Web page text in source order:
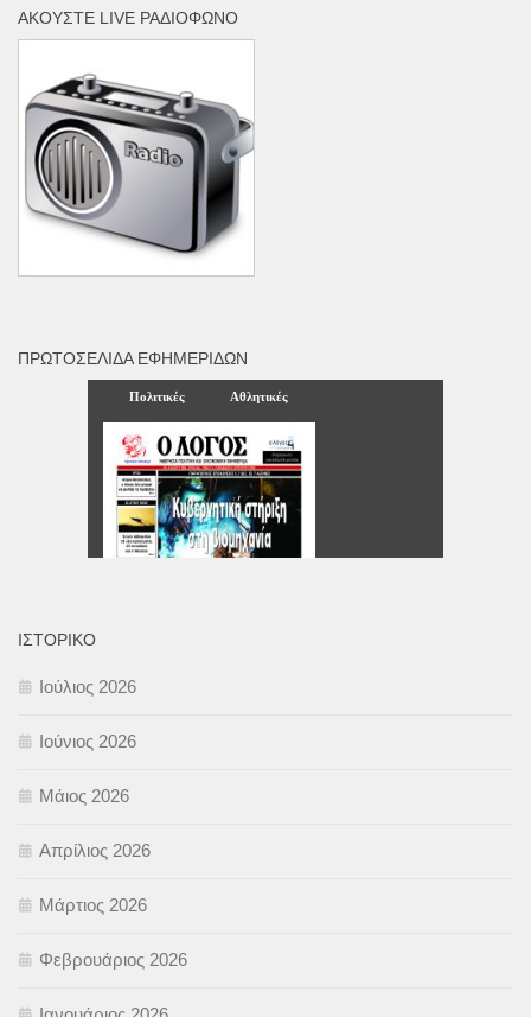
ΑΚΟΎΣΤΕ LIVE ΡΑΔΙΌΦΩΝΟ
ΠΡΩΤΟΣΈΛΙΔΑ ΕΦΗΜΕΡΊΔΩΝ
ΙΣΤΟΡΙΚΌ
Ιούλιος 2026
Ιούνιος 2026
Μάιος 2026
Απρίλιος 2026
Μάρτιος 2026
Φεβρουάριος 2026